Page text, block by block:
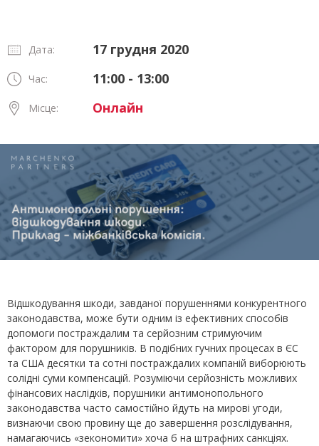
Дата: 17 грудня 2020
Час: 11:00 - 13:00
Місце: Онлайн
Відшкодування шкоди, завданої порушеннями конкурентного
законодавства, може бути одним із ефективних способів
допомоги постраждалим та серйозним стримуючим
фактором для порушників. В подібних гучних процесах в ЄС
та США десятки та сотні постраждалих компаній виборюють
солідні суми компенсацій. Розуміючи серйозність можливих
фінансових наслідків, порушники антимонопольного
законодавства часто самостійно йдуть на мирові угоди,
визнаючи свою провину ще до завершення розслідування,
намагаючись «зекономити» хоча б на штрафних санкціях.